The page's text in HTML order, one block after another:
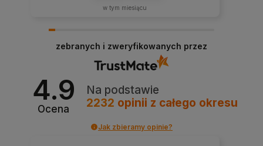
w tym miesiącu
zebranych i zweryfikowanych przez
4.9
Ocena
Na podstawie
2232 opinii z całego okresu
Jak zbieramy opinie?